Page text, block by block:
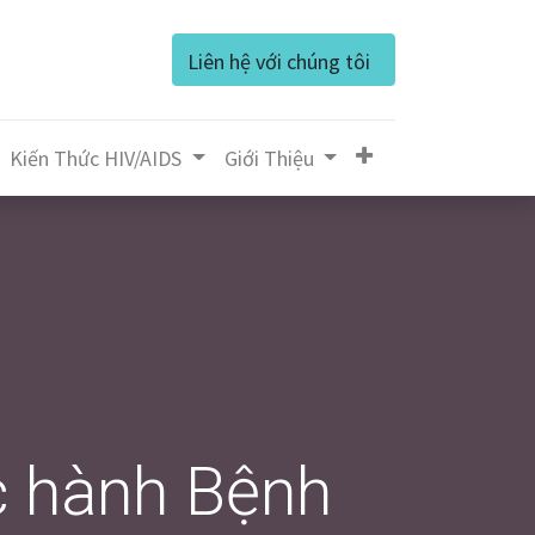
Liên hệ với chúng tôi
Kiến Thức HIV/AIDS Giớ​i Thiệu
Bệnh